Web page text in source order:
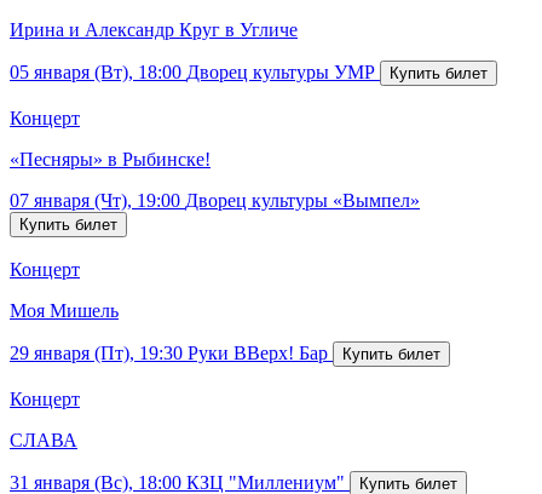
Ирина и Александр Круг в Угличе
05 января (Вт), 18:00 Дворец культуры УМР
Концерт
«Песняры» в Рыбинске!
07 января (Чт), 19:00 Дворец культуры «Вымпел»
Концерт
Моя Мишель
29 января (Пт), 19:30 Руки ВВерх! Бар
Концерт
СЛАВА
31 января (Вс), 18:00 КЗЦ "Миллениум"